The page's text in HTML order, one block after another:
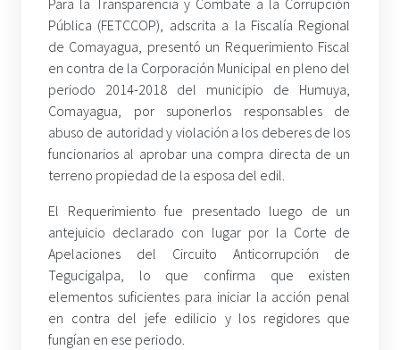
Para la Transparencia y Combate a la Corrupción
Pública (FETCCOP), adscrita a la Fiscalía Regional
de Comayagua, presentó un Requerimiento Fiscal
en contra de la Corporación Municipal en pleno del
periodo 2014-2018 del municipio de Humuya,
Comayagua, por suponerlos responsables de
abuso de autoridad y violación a los deberes de los
funcionarios al aprobar una compra directa de un
terreno propiedad de la esposa del edil.
El Requerimiento fue presentado luego de un
antejuicio declarado con lugar por la Corte de
Apelaciones del Circuito Anticorrupción de
Tegucigalpa, lo que confirma que existen
elementos suficientes para iniciar la acción penal
en contra del jefe edilicio y los regidores que
fungían en ese periodo.